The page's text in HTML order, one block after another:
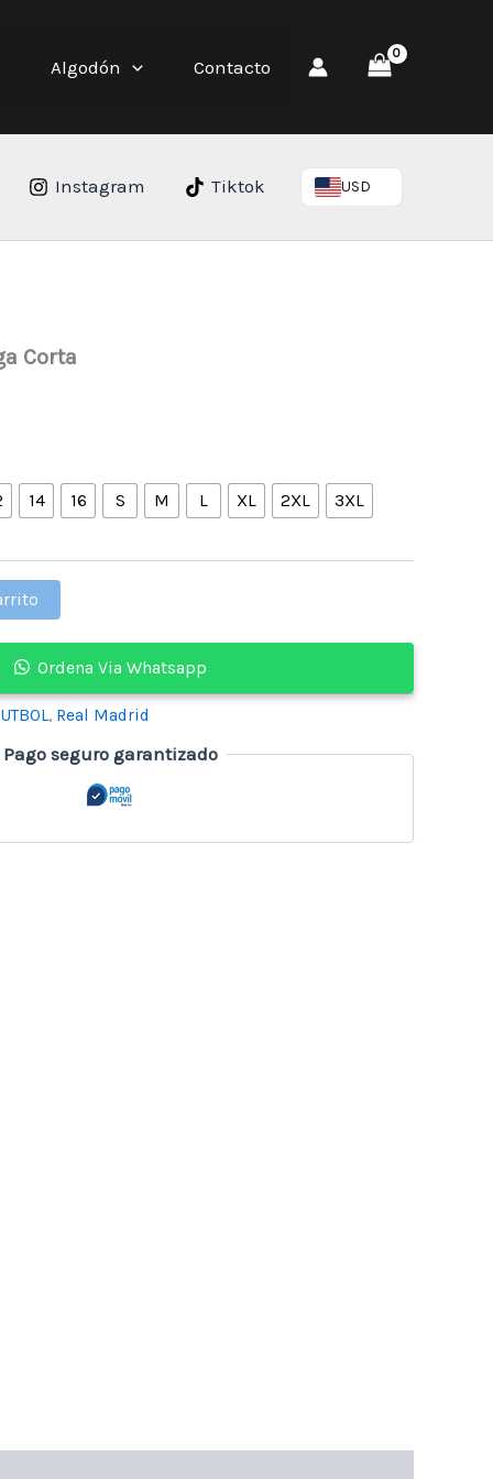
Algodón Contacto
Instagram Tiktok USD
Corta
14 16 S M L XL 2XL 3XL
Ordena Via Whatsapp
, Real Madrid
Pago seguro garantizado